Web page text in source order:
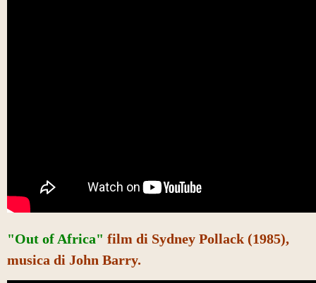
"Out of Africa" film di Sydney Pollack (1985),
musica di John Barry.